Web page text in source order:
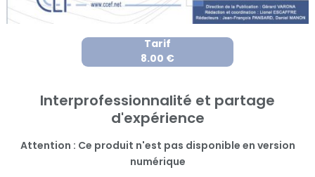
Tarif
8.00 €
Interprofessionnalité et partage
d'expérience
Attention : Ce produit n'est pas disponible en version
numérique